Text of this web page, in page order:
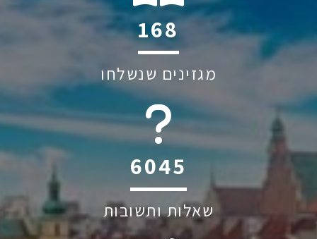
181
מגזינים שנשלחו
6045
שאלות ותשובות